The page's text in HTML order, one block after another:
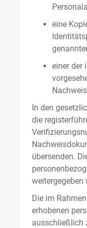
eine
einer der
In den
die
übersenden.
weitergegeben
Die im
erhobenen
ausschließlich